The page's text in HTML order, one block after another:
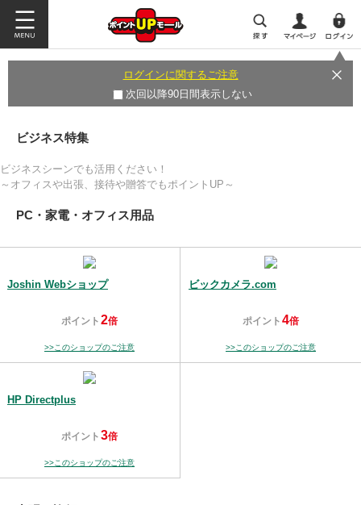
ログインに関するご注意
次回以降90日間表示しない
ビジネス特集
ビジネスシーンでも活用ください！
～オフィスや出張、接待や贈答でもポイントUP～
PC・家電・オフィス用品
Joshin Webショップ
ポイント 2倍
>>このショップのご注意
ビックカメラ.com
ポイント 4倍
>>このショップのご注意
HP Directplus
ポイント 3倍
>>このショップのご注意